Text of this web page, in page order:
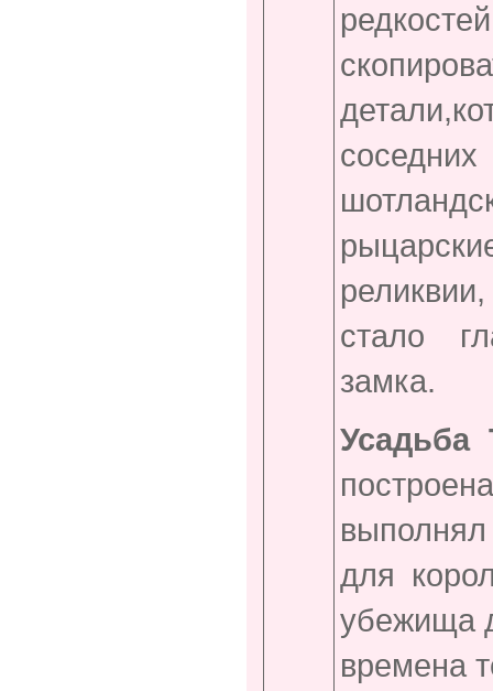
детали,
стало
замка.
Усадьба
для
убежища
времена